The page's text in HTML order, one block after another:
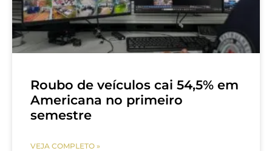
Roubo de veículos cai 54,5% em
Americana no primeiro
semestre
VEJA COMPLETO »